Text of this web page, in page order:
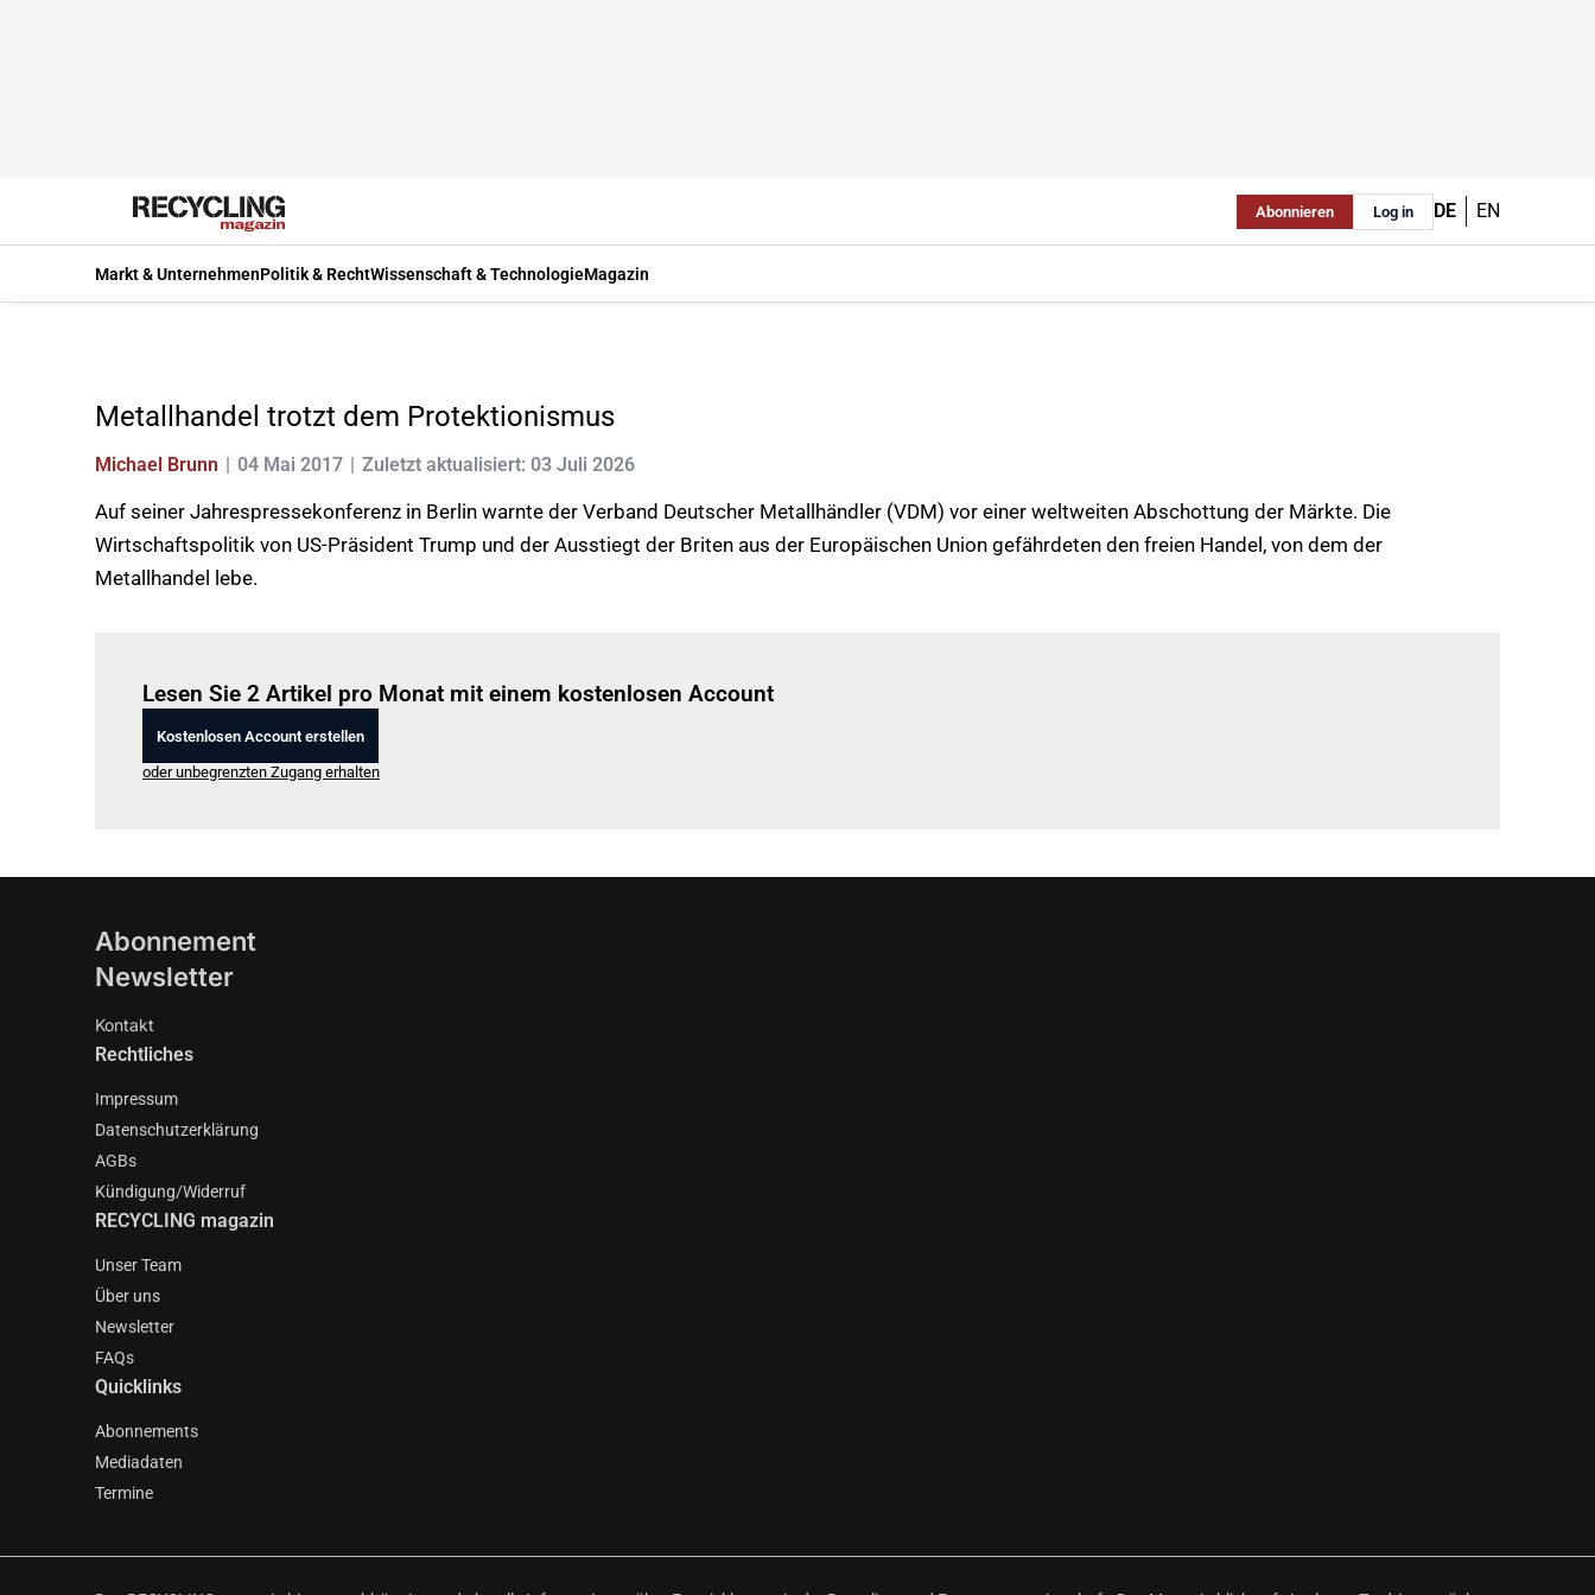
Abonnieren Log in DE EN
Markt & UnternehmenPolitik & RechtWissenschaft & TechnologieMagazin
Metallhandel trotzt dem Protektionismus
Michael Brunn 04 Mai 2017 Zuletzt aktualisiert: 03 Juli 2026
Auf seiner Jahrespressekonferenz in Berlin warnte der Verband Deutscher Metallhändler (VDM) vor einer weltweiten Abschottung der Märkte. Die
Wirtschaftspolitik von US-Präsident Trump und der Ausstiegt der Briten aus der Europäischen Union gefährdeten den freien Handel, von dem der
Metallhandel lebe.
Lesen Sie 2 Artikel pro Monat mit einem kostenlosen Account
Kostenlosen Account erstellen
oder unbegrenzten Zugang erhalten
Abonnement
Newsletter
Kontakt
Rechtliches
Impressum
Datenschutzerklärung
AGBs
Kündigung/Widerruf
RECYCLING magazin
Unser Team
Über uns
Newsletter
FAQs
Quicklinks
Abonnements
Mediadaten
Termine